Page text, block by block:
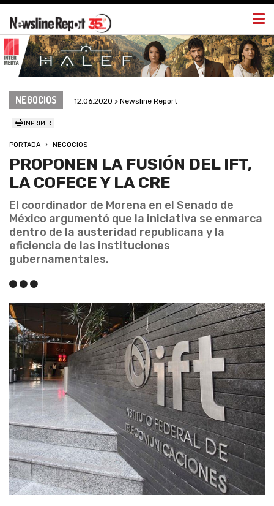
NEGOCIOS 12.06.2020 > Newsline Report
IMPRIMIR
PORTADA NEGOCIOS
PROPONEN LA FUSIÓN DEL IFT,
LA COFECE Y LA CRE
El coordinador de Morena en el Senado de
México argumentó que la iniciativa se enmarca
dentro de la austeridad republicana y la
eficiencia de las instituciones
gubernamentales.